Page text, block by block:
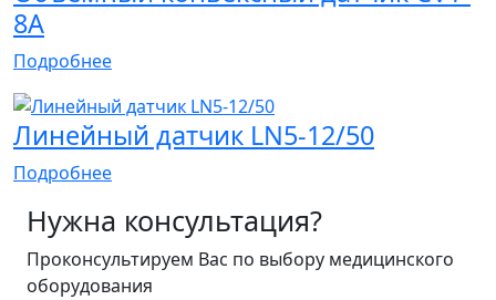
8A
Подробнее
Линейный датчик LN5-12/50
Подробнее
Нужна консультация?
Проконсультируем Вас по выбору медицинского
оборудования